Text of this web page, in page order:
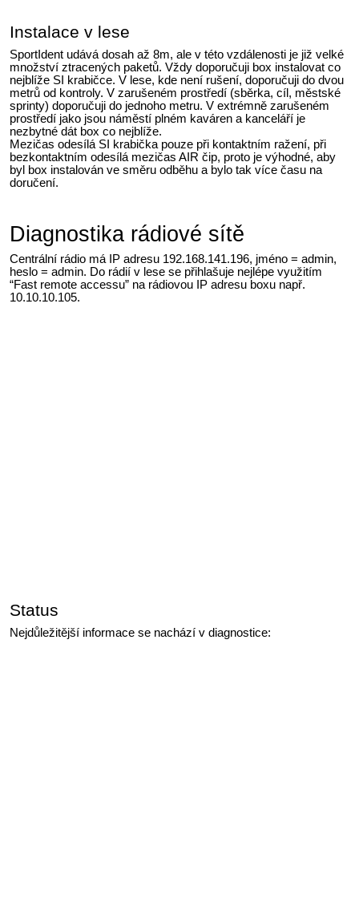
Instalace v lese
SportIdent udává dosah až 8m, ale v této vzdálenosti je již velké
množství ztracených paketů. Vždy doporučuji box instalovat co
nejblíže SI krabičce. V lese, kde není rušení, doporučuji do dvou
metrů od kontroly. V zarušeném prostředí (sběrka, cíl, městské
sprinty) doporučuji do jednoho metru. V extrémně zarušeném
prostředí jako jsou náměstí plném kaváren a kanceláří je
nezbytné dát box co nejblíže.
Mezičas odesílá SI krabička pouze při kontaktním ražení, při
bezkontaktním odesílá mezičas AIR čip, proto je výhodné, aby
byl box instalován ve směru odběhu a bylo tak více času na
doručení.
Diagnostika rádiové sítě
Centrální rádio má IP adresu 192.168.141.196, jméno = admin,
heslo = admin. Do rádií v lese se přihlašuje nejlépe využitím
“Fast remote accessu” na rádiovou IP adresu boxu např.
10.10.10.105.
Status
Nejdůležitější informace se nachází v diagnostice: